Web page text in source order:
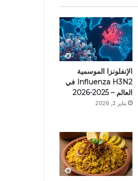
ت
ق
ر
ا
م
ق
ر
ا
م
k
T
o
الإنفلونزا الموسمية
Influenza H3N2 في
العالم – 2025-2026
يناير 2, 2026